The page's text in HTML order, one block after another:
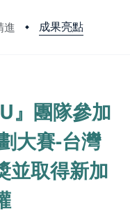
進 成果亮點
』團隊參加
大賽-台灣
並取得新加